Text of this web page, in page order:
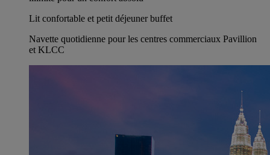
Lit confortable et petit déjeuner buffet
Navette quotidienne pour les centres commerciaux Pavillion
et KLCC